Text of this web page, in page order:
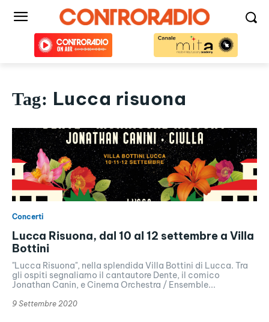
Tag: Lucca risuona
Concerti
Lucca Risuona, dal 10 al 12 settembre a Villa
Bottini
"Lucca Risuona", nella splendida Villa Bottini di Lucca. Tra
gli ospiti segnaliamo il cantautore Dente, il comico
Jonathan Canin, e Cinema Orchestra / Ensemble...
9 Settembre 2020